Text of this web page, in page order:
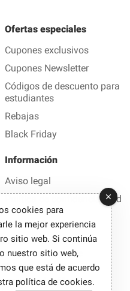
Ofertas especiales
Cupones exclusivos
Cupones Newsletter
Códigos de descuento para
estudiantes
Rebajas
Black Friday
Información
Aviso legal
Política de confidencialidad
© 2012-2026 Buen
y los códigos de
en 1 clic
de afiliación.
cookies para
la mejor experiencia
sitio web. Si continúa
nuestro sitio web,
que está de acuerdo
política de cookies.